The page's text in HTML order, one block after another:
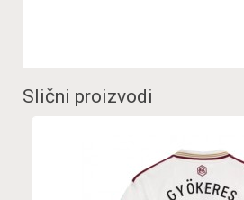
Slični proizvodi